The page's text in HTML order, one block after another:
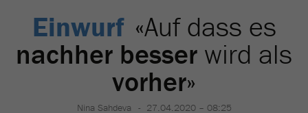
Einwurf «Auf dass es
nachher besser wird als
vorher»
Nina Sahdeva 27.04.2020 – 08:25